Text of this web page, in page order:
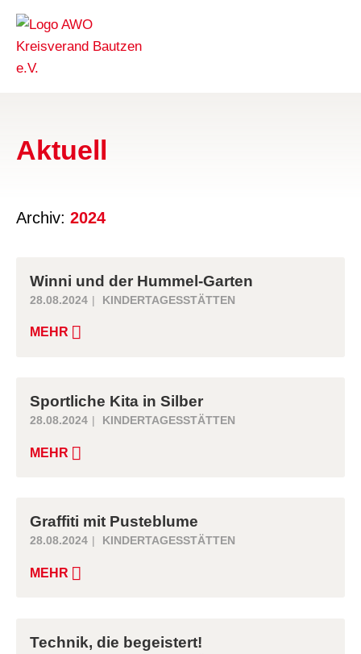
Aktuell
Archiv: 2024
Winni und der Hummel-Garten
28.08.2024 KINDERTAGESSTÄTTEN
MEHR
Sportliche Kita in Silber
28.08.2024 KINDERTAGESSTÄTTEN
MEHR
Graffiti mit Pusteblume
28.08.2024 KINDERTAGESSTÄTTEN
MEHR
Technik, die begeistert!